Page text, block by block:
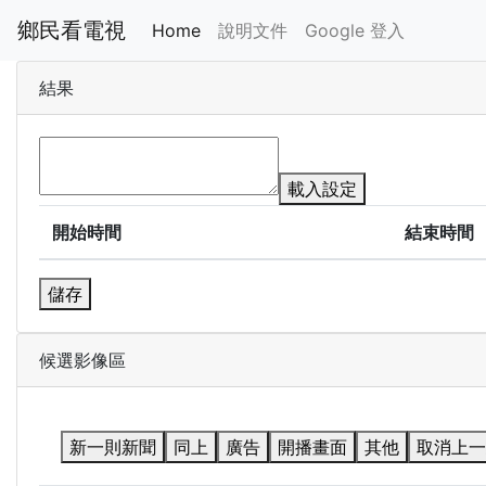
鄉民看電視 Home 說明文件 Google 登入
結果
載入設定
開始時間
結束時間
儲存
候選影像區
新一則新聞 同上 廣告 開播畫面 其他 取消上